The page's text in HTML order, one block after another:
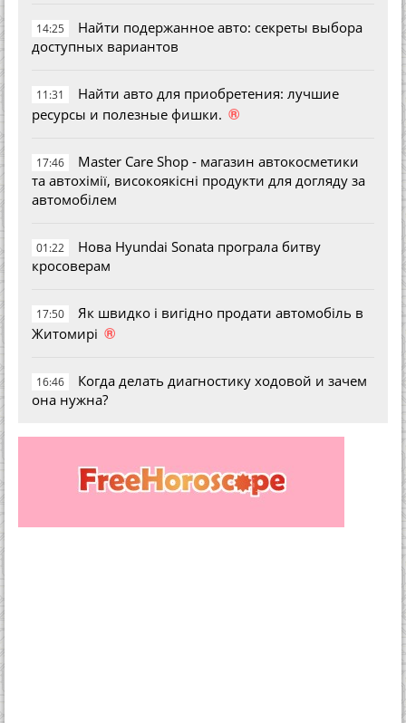
14:25
Найти подержанное авто: секреты выбора
доступных вариантов
11:31
Найти авто для приобретения: лучшие
ресурсы и полезные фишки. ®
17:46
Master Care Shop - магазин автокосметики
та автохімії, високоякісні продукти для догляду за
автомобілем
01:22
Нова Hyundai Sonata програла битву
кросоверам
17:50
Як швидко і вигідно продати автомобіль в
Житомирі ®
16:46
Когда делать диагностику ходовой и зачем
она нужна?